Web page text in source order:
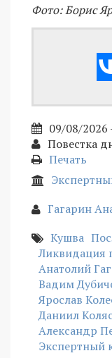
Фото: Борис
09/08/2026
Повестка
Печать
Гагарин
Кушва
Ликвидация
Анатолий
Вадим
Ярослав
Даниил
Александр
Экспертный